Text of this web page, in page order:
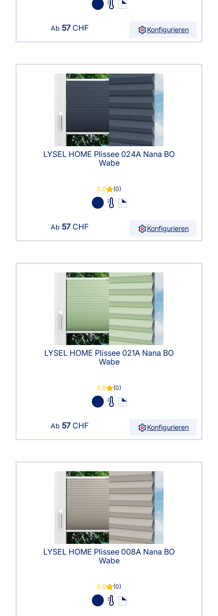
Ab 57 CHF Konfigurieren
LYSEL HOME Plissee 024A Nana BO
Wabe
0,0 (0)
Ab 57 CHF Konfigurieren
LYSEL HOME Plissee 021A Nana BO
Wabe
0,0 (0)
Ab 57 CHF Konfigurieren
LYSEL HOME Plissee 008A Nana BO
Wabe
0,0 (0)